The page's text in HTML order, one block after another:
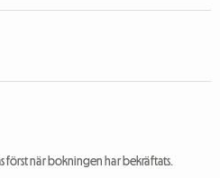
först när bokningen har bekräftats.